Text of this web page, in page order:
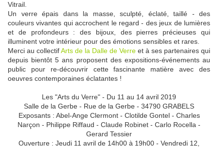
Vitrail.
Un verre épais dans la masse, sculpté, éclaté, taillé - des
couleurs vivantes qui accrochent le regard - des jeux de lumières
et de profondeurs : des bijoux, des pierres précieuses qui
illuminent votre intérieur pour des émotions sensibles et rares.
Merci au collectifArts de la Dalle de Verre et à ses partenaires qui
depuis bientôt 5 ans proposent des expositions-événements au
public pour re-découvrir cette fascinante matière avec des
oeuvres contemporaines éclatantes !
Les "Arts du Verre" - Du 11 au 14 avril 2019
Salle de la Gerbe - Rue de la Gerbe - 34790 GRABELS
Exposants : Abel-Ange Clermont - Clotilde Gontel - Charles
Narçon - Philippe Riffaud - Claude Robinet - Carlo Rocella -
Gerard Tessier
Ouverture : Jeudi 11 avril de 14h00 à 19h00 - Vendredi 12,